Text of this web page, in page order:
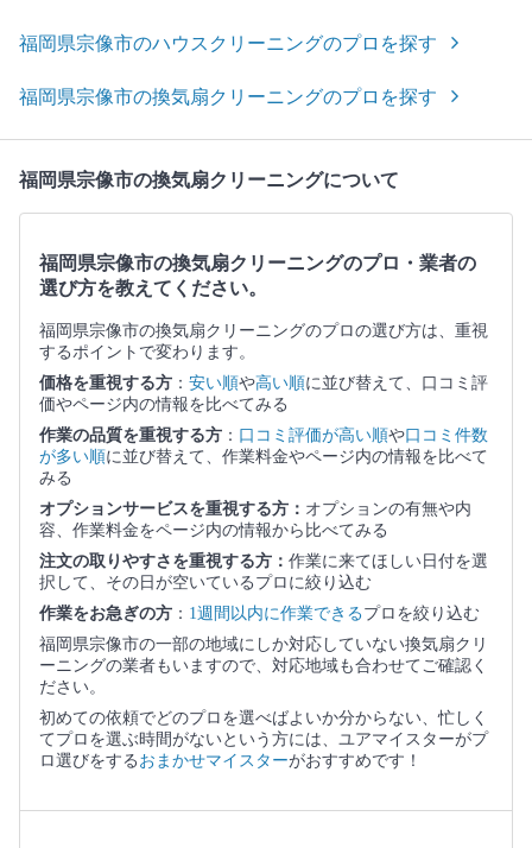
福岡県宗像市のハウスクリーニングのプロを探す
福岡県宗像市の換気扇クリーニングのプロを探す
福岡県宗像市の換気扇クリーニングについて
福岡県宗像市の換気扇クリーニングのプロ・業者の
選び方を教えてください。
福岡県宗像市の換気扇クリーニングのプロの選び方は、重視
するポイントで変わります。
価格を重視する方 ： 安い順や高い順に並び替えて、口コミ評
価やページ内の情報を比べてみる
作業の品質を重視する方 ： 口コミ評価が高い順や口コミ件数
が多い順に並び替えて、作業料金やページ内の情報を比べて
みる
オプションサービスを重視する方： オプションの有無や内
容、作業料金をページ内の情報から比べてみる
注文の取りやすさを重視する方： 作業に来てほしい日付を選
択して、その日が空いているプロに絞り込む
作業をお急ぎの方 ： 1週間以内に作業できるプロを絞り込む
福岡県宗像市の一部の地域にしか対応していない換気扇クリ
ーニングの業者もいますので、対応地域も合わせてご確認く
ださい。
初めての依頼でどのプロを選べばよいか分からない、忙しく
てプロを選ぶ時間がないという方には、ユアマイスターがプ
ロ選びをする おまかせマイスターがおすすめです！